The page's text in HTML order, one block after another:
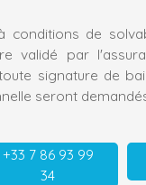
conditions de
validé par
signature de
seront
+33 7 86 93 99
34